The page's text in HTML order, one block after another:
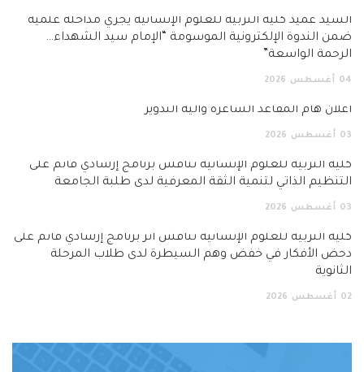
السيد عميد كلية التربية للعلوم الإنسانية يجري مداخلة علمية
ضمن الندوة الإلكترونية الموسومة “الإمام سيد الشهداء…
الرحمة الواسعة”
04 أغسطس 2026
اعلان هام المقاعد الشاغرة وآلية التدوير
03 أغسطس 2026
كلية التربية للعلوم الإنسانية تناقش برنامج إرشادي قائم على
التنظيم الذاتي لتنمية الثقة المعرفية لدى طلبة الجامعة
03 أغسطس 2026
كلية التربية للعلوم الإنسانية تناقش أثر برنامج إرشادي قائم على
دحض الأفكار في خفض وهم السيطرة لدى طلاب المرحلة
الثانوية
02 أغسطس 2026